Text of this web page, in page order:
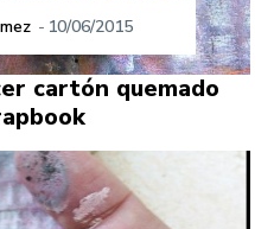
- 10/06/2015
cartón quemado